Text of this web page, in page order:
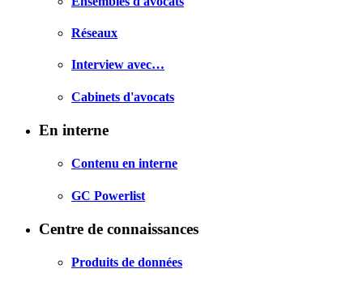
Réseaux
Interview avec…
Cabinets d'avocats
En interne
Contenu en interne
GC Powerlist
Centre de connaissances
Produits de données